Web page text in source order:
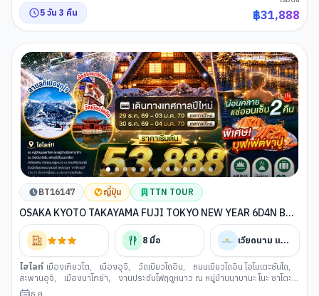
ย่านชินไซบาชิ
5 วัน 3 คืน ฿31,888
BT16147 ญี่ปุ่น TTN TOUR
OSAKA KYOTO TAKAYAMA FUJI TOKYO NEW YEAR 6D4N BY
VN -- DEC'26 - JAN'27 --- ซุปตาร์...อรุณแรกแห่งปี มนต์เสน่ห์โกลเด้
นรูท
8 มื้อ เวียดนาม แอร์ไลน์
ไฮไลท์ เมืองเกียวโต, เมืองอุจิ, วัดเบียวโดอิน, ถนนเบียวโดอิน โอโมเตะซันโด,
สะพานอุจิ, เมืองนาโกย่า, งานประดับไฟฤดูหนาว ณ หมู่บ้านนาบานะ โนะ ซาโตะ,
เมืองกุโจฮาจิมัง
ธ.ค.